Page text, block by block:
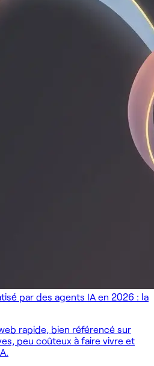
par des agents IA en 2026 : la
rapide, bien référencé sur
peu coûteux à faire vivre et